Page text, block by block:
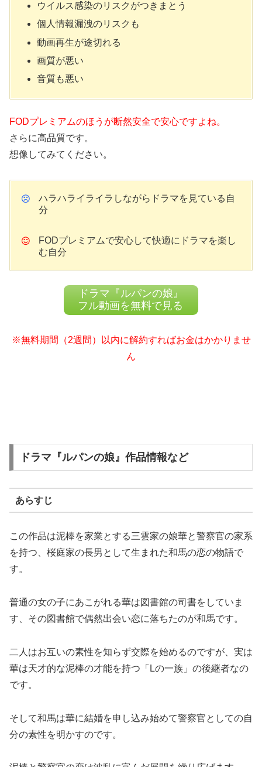
ウイルス感染のリスクがつきまとう
個人情報漏洩のリスクも
動画再生が途切れる
画質が悪い
音質も悪い
FODプレミアムのほうが断然安全で安心ですよね。
さらに高品質です。
想像してみてください。
ハラハライライラしながらドラマを見ている自
分
FODプレミアムで安心して快適にドラマを楽し
む自分
ドラマ『ルパンの娘』
フル動画を無料で見る
※無料期間（2週間）以内に解約すればお金はかかりませ
ん
ドラマ『ルパンの娘』作品情報など
あらすじ
この作品は泥棒を家業とする三雲家の娘華と警察官の家系
を持つ、桜庭家の長男として生まれた和馬の恋の物語で
す。
普通の女の子にあこがれる華は図書館の司書をしていま
す、その図書館で偶然出会い恋に落ちたのが和馬です。
二人はお互いの素性を知らず交際を始めるのですが、実は
華は天才的な泥棒の才能を持つ「Lの一族」の後継者なの
です。
そして和馬は華に結婚を申し込み始めて警察官としての自
分の素性を明かすのです。